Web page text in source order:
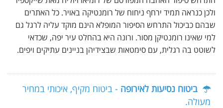
ולכן כנראה תמיד ירחף ניחוח של רומנטיקה באויר. כל האתרים
שבהם כביכול התרחש הסיפור המופלא הינם מוקד עליה לרגל גם
למי שאינו רומנטיקן מסור. ורונה היא בהחלט עיר יפה, שכדאי
לשוטט בה רגלית, עם סימטאות שבצידיהן בניינים עתיקים ויפים.
ביטוח נסיעות לאירופה - ביטוח מקיף, איכותי במחיר
מעולה.